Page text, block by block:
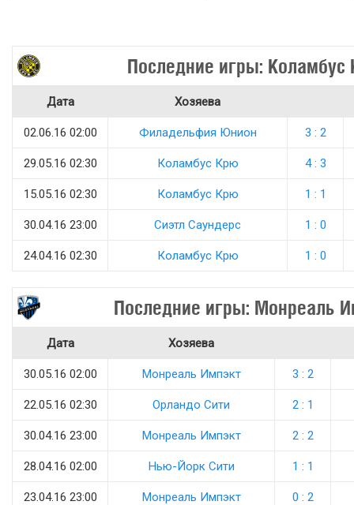
Последние игры:
Дата Хозяева
02.06.16 02:00 Филадельфия Юнион 3 : 2
29.05.16 02:30 Коламбус Крю 4 : 3
15.05.16 02:30 Коламбус Крю 1 : 1
30.04.16 23:00 Сиэтл Саундерс 1 : 0
24.04.16 02:30 Коламбус Крю 1 : 0
Последние игры: Монреаль
Дата Хозяева
30.05.16 02:00 Монреаль Импэкт 3 : 2
22.05.16 02:30 Орландо Сити 2 : 1
30.04.16 23:00 Монреаль Импэкт 2 : 2
28.04.16 02:00 Нью-Йорк Сити 1 : 1
23.04.16 23:00 Монреаль Импэкт 0 : 2